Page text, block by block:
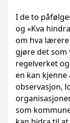
I de to
og «Kva
om hva
gjøre det
regelverket
en kan
observasjon,
som